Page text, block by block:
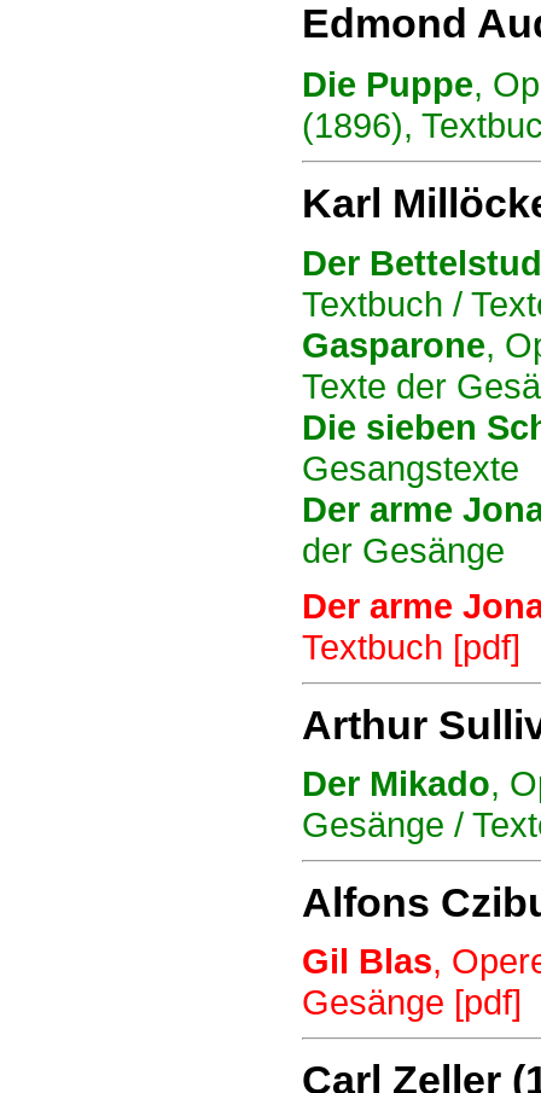
Edmond
Die Puppe,
(1896),
Karl
Der
Textbuch /
Gasparone,
Texte der
Die sieben
Gesangstexte
Der arme
der Gesänge
Der arme
Textbuch [pdf]
Arthur
Der Mikado,
Gesänge /
Alfons
Gil Blas,
Gesänge [pdf]
Carl Zeller